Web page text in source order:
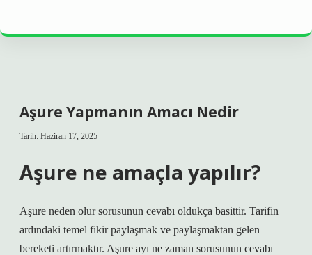
Aşure Yapmanın Amacı Nedir
Tarih: Haziran 17, 2025
Aşure ne amaçla yapılır?
Aşure neden olur sorusunun cevabı oldukça basittir. Tarifin
ardındaki temel fikir paylaşmak ve paylaşmaktan gelen
bereketi artırmaktır. Aşure ayı ne zaman sorusunun cevabı